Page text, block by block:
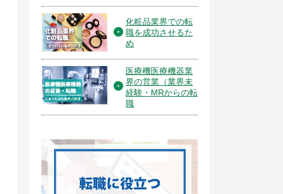
化粧品業界での転
職を成功させるた
め
医療機医療機器業
界の営業（業界未
経験・MRからの転
職